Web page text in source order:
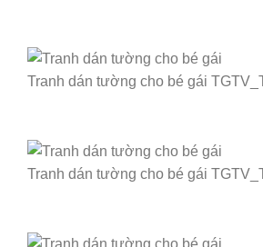
Tranh dán tường cho bé gái
Tranh dán tường cho bé gái